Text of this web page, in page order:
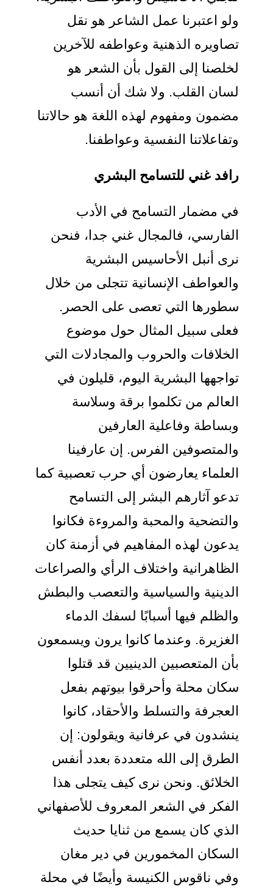
ولو اعتبرنا عمل الشاعر هو نقل
تصاويره الذهنية وعواطفه للآخرين
لخلصنا إلى القول بأن الشعر هو
لسان القلب. ولا شك أن أنسب
مضمون ومفهوم لهذه اللغة هو حالاتنا
وتفاعلاتنا النفسية وعواطفنا.
رافد غني للتسامح البشري
في مضمار التسامح في الأدب
الفارسي، فالمجال غني جدا، فنحن
نرى أنبل الأحاسيس البشرية
والعواطف الإنسانية تتجلى من خلال
سطورها التي تعصى على الحصر.
فعلى سبيل المثال حول موضوع
الخلافات والحروب والمجادلات التي
تواجهها البشرية اليوم، قليلون في
العالم من تكلموا برقة وسلاسة
وبساطة وفاعلية العارفين
والمتصوفين الفرس. إن عارفينا
العلماء يعارضون أي حرب تعصبية كما
تدعو آثارهم البشر إلى التسامح
والتضحية والمحبة والمروءة فكانوا
يدعون لهذه المفاهيم في أزمنة كان
الظاهرانية واختلاف الرأي والصراعات
الدينية والسياسية والتعصب والبطش
والظلم فيها أسبابًا لسفك الدماء
الغزيرة. وعندما كانوا يرون ويسمعون
بأن المتعصبين الدينيين قد قتلوا
سكان محلة وأحرقوا بيوتهم بفعل
العجرفة والتسلط والأحقاد، كانوا
ينشدون في عرفانية ويقولون: إن
الطرق إلى الله متعددة بعدد أنفس
الخلائق. ونحن نرى كيف يتجلى هذا
الفكر في الشعر المعروف للأصفهاني
الذي كان يسمع من ثنايا حديث
السكان المخمورين في دير مغان
وفي ناقوس الكنيسة وأيضًا في محلة